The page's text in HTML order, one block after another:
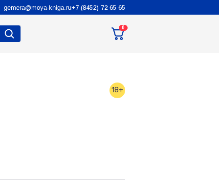
gemera@moya-kniga.ru+7 (8452) 72 65 65
0
18+